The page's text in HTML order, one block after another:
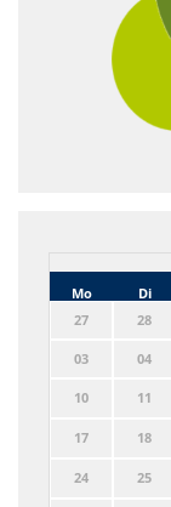
Mo
Di
27
28
03 04
10 11
17 18
24 25